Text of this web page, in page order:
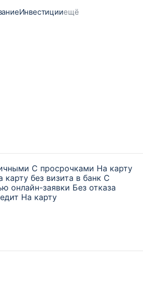
Инвестицииещё
С просрочками На карту
карту без визита в банк С
онлайн-заявки Без отказа
На карту